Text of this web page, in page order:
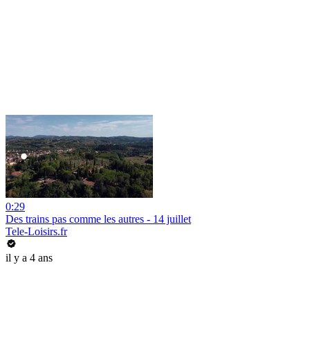
0:29
Des trains pas comme les autres - 14 juillet
Tele-Loisirs.fr
il y a 4 ans